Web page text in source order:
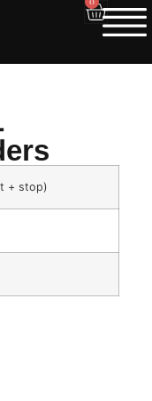
+ stop)